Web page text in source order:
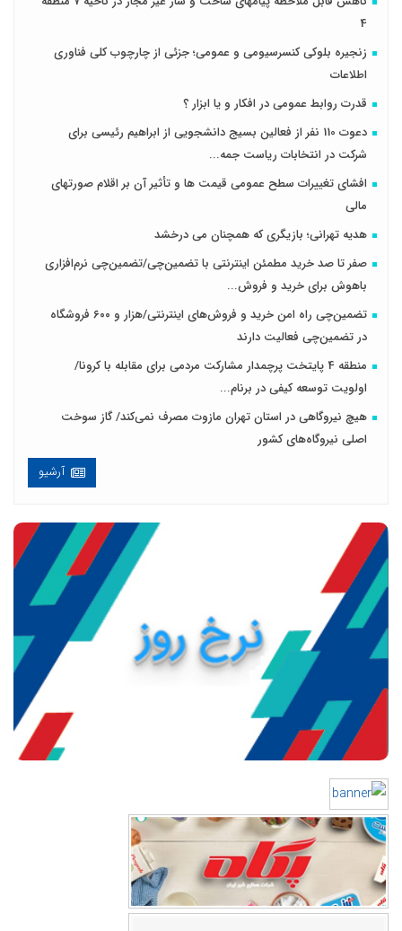
4
زنجیره بلوکی کنسرسیومی و عمومی؛ جزئی از چارچوب کلی فناوری
اطلاعات
قدرت روابط عمومی در افکار و یا ابزار ؟
دعوت 110 نفر از فعالین بسیج دانشجویی از ابراهیم رئیسی برای
شرکت در انتخابات ریاست جمه...
افشای تغییرات سطح عمومی قیمت ها و تأثیر آن بر اقلام صورتهای
مالی
هدیه تهرانی؛ بازیگری که همچنان می درخشد
صفر تا صد خرید مطمئن اینترنتی با تضمین‌چی/تضمین‌چی نرم‌افزاری
باهوش برای خرید و فروش‌...
تضمین‌چی راه امن خرید و فروش‌های اینترنتی/هزار و ۶۰۰ فروشگاه
در تضمین‌چی فعالیت دارند
منطقه 4 پایتخت پرچمدار مشارکت مردمی برای مقابله با کرونا/
اولویت توسعه کیفی در برنام...
هیچ نیروگاهی در استان تهران مازوت مصرف نمی‌کند/ گاز سوخت
اصلی نیروگاه‌های کشور
آرشیو